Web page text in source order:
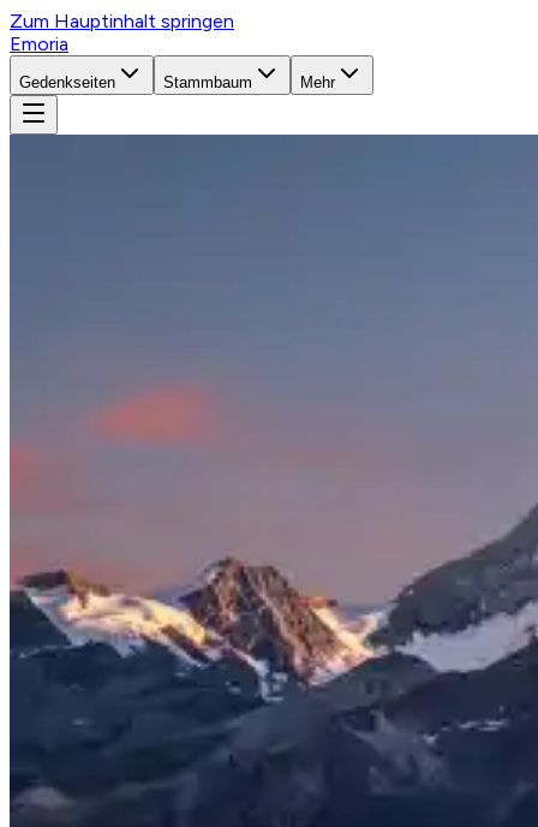
Zum Hauptinhalt springen
Emoria
Gedenkseiten Stammbaum Mehr